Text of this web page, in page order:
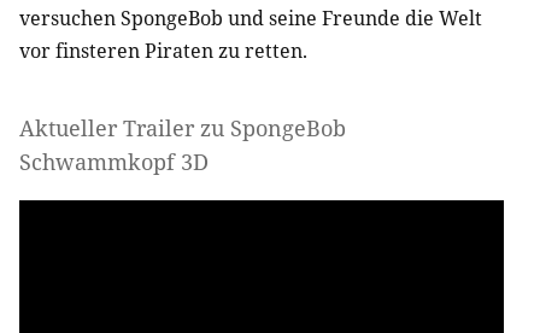
versuchen SpongeBob und seine Freunde die Welt
vor finsteren Piraten zu retten.
Aktueller Trailer zu SpongeBob
Schwammkopf 3D